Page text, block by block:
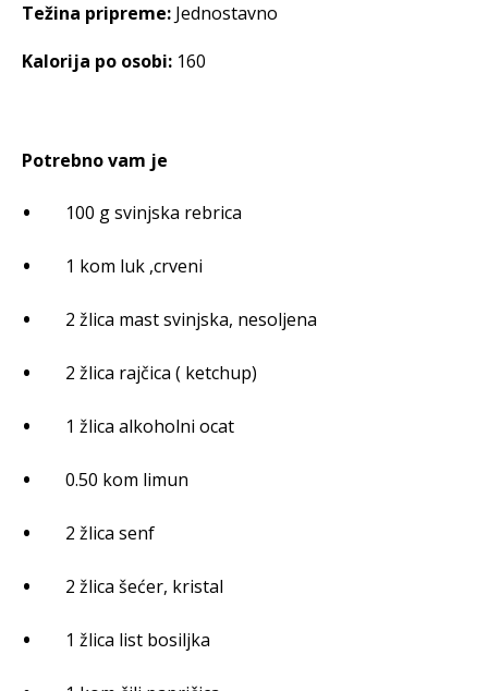
Težina pripreme: Jednostavno
Kalorija po osobi: 160
Potrebno vam je
100 g svinjska rebrica
1 kom luk ,crveni
2 žlica mast svinjska, nesoljena
2 žlica rajčica ( ketchup)
1 žlica alkoholni ocat
0.50 kom limun
2 žlica senf
2 žlica šećer, kristal
1 žlica list bosiljka